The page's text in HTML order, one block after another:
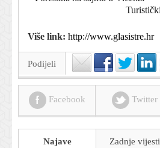
Više link: http://www.glasistre.hr
Podijeli
Facebook Twitter
Najave Zadnje vijesti